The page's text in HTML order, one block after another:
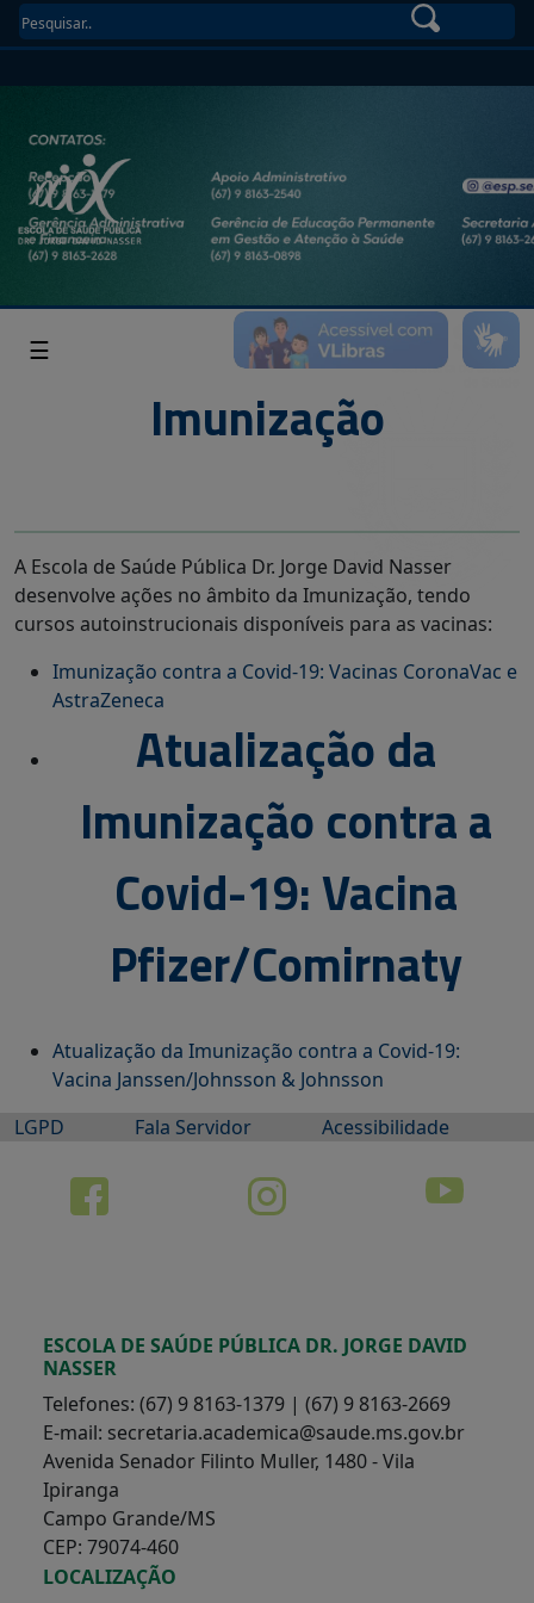
☰
Imunização
A Escola de Saúde Pública Dr. Jorge David Nasser
desenvolve ações no âmbito da Imunização, tendo
cursos autoinstrucionais disponíveis para as vacinas:
Imunização contra a Covid-19: Vacinas CoronaVac e
AstraZeneca
Atualização da
Imunização contra a
Covid-19: Vacina
Pfizer/Comirnaty
Atualização da Imunização contra a Covid-19:
Vacina Janssen/Johnsson & Johnsson
LGPD
Fala Servidor Acessibilidade
ESCOLA DE SAÚDE PÚBLICA DR. JORGE DAVID
NASSER
Telefones: (67) 9 8163-1379 | (67) 9 8163-2669
E-mail: secretaria.academica@saude.ms.gov.br
Avenida Senador Filinto Muller, 1480 - Vila
Ipiranga
Campo Grande/MS
CEP: 79074-460
LOCALIZAÇÃO